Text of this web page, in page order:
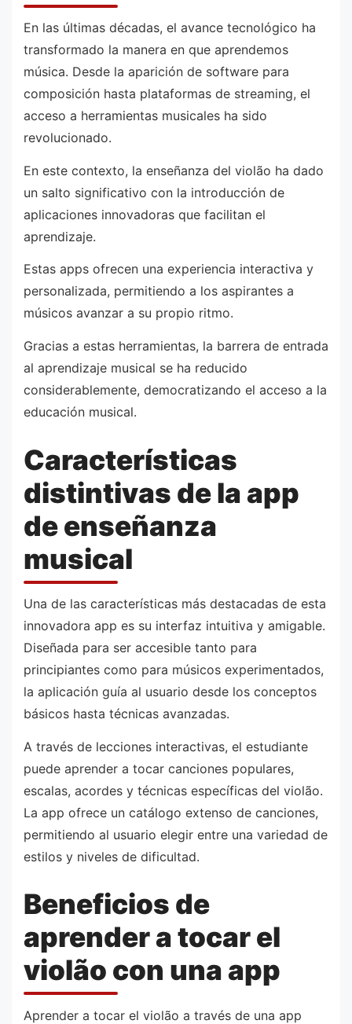
En las últimas décadas, el avance tecnológico ha
transformado la manera en que aprendemos
música. Desde la aparición de software para
composición hasta plataformas de streaming, el
acceso a herramientas musicales ha sido
revolucionado.
En este contexto, la enseñanza del violão ha dado
un salto significativo con la introducción de
aplicaciones innovadoras que facilitan el
aprendizaje.
Estas apps ofrecen una experiencia interactiva y
personalizada, permitiendo a los aspirantes a
músicos avanzar a su propio ritmo.
Gracias a estas herramientas, la barrera de entrada
al aprendizaje musical se ha reducido
considerablemente, democratizando el acceso a la
educación musical.
Características
distintivas de la app
de enseñanza
musical
Una de las características más destacadas de esta
innovadora app es su interfaz intuitiva y amigable.
Diseñada para ser accesible tanto para
principiantes como para músicos experimentados,
la aplicación guía al usuario desde los conceptos
básicos hasta técnicas avanzadas.
A través de lecciones interactivas, el estudiante
puede aprender a tocar canciones populares,
escalas, acordes y técnicas específicas del violão.
La app ofrece un catálogo extenso de canciones,
permitiendo al usuario elegir entre una variedad de
estilos y niveles de dificultad.
Beneficios de
aprender a tocar el
violão con una app
Aprender a tocar el violão a través de una app